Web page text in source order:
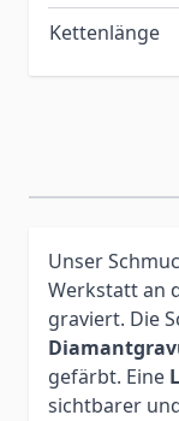
Kettenlänge
Unser
Werkstatt an
graviert. Die
gefärbt. Eine
sichtbarer